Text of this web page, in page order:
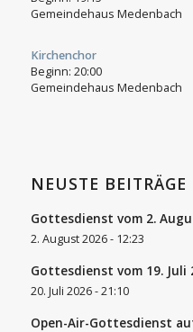
Gemeindehaus Medenbach
Kirchenchor
Beginn: 20:00
Gemeindehaus Medenbach
NEUSTE BEITRÄGE
Gottesdienst vom 2.
2. August 2026 - 12:23
Gottesdienst vom 19. Juli
20. Juli 2026 - 21:10
Open-Air-Gottesdienst